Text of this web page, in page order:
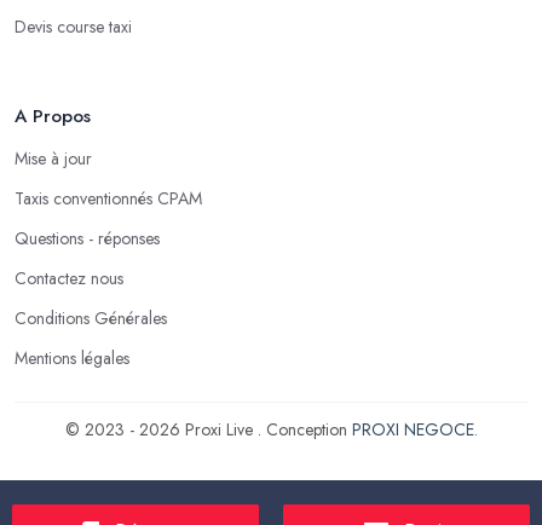
Devis course taxi
A Propos
Mise à jour
Taxis conventionnés CPAM
Questions - réponses
Contactez nous
Conditions Générales
Mentions légales
© 2023 - 2026 Proxi Live . Conception PROXI NEGOCE.